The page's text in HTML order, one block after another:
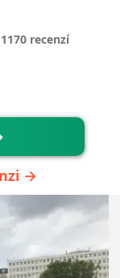
recenzí
→